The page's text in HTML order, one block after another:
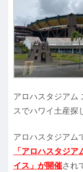
アロハスタジアム
スでハワイ土産探
アロハスタジアム
「アロハスタジ
イス」が開催され